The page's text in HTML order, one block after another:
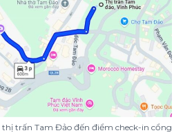
trấn Tam Đảo đến điểm check-in cổng